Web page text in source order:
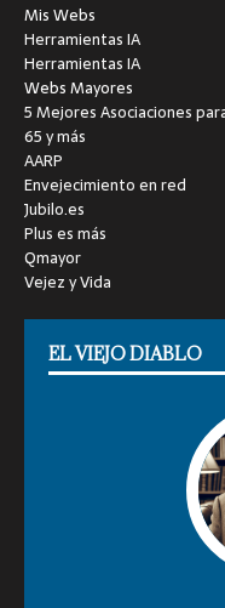
Mis Webs
Herramientas IA
Herramientas IA
Webs Mayores
5 Mejores Asociaciones
65 y más
AARP
Envejecimiento en red
Jubilo.es
Plus es más
Qmayor
Vejez y Vida
EL VIEJO DIABLO